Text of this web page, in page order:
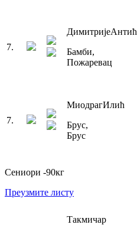
7.
ДимитријеАнтић
Бамби,
Пожаревац
7.
МиодрагИлић
Брус,
Брус
Сениори -90кг
Преузмите листу
Такмичар